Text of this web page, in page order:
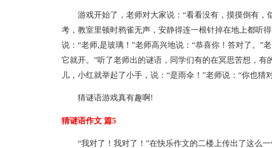
游戏开始了，老师对大家说：“看看没有，摸摸倒有，
考，教室里顿时鸦雀无声，安静得连一根针掉在地上都听
说：“老师,是玻璃！”老师高兴地说：“恭喜你！答对了。”
它就开。”听了老师出的谜语，同学们有的在冥思苦想，
儿，小红就举起了小手，说：“是雨伞！”老师说：“你也猜
猜谜语游戏真有趣啊!
猜谜语作文 篇5
“我对了！我对了！”在快乐作文的二楼上传出了这么